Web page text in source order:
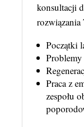
konsultacji
Początki
Praca z
zespołu